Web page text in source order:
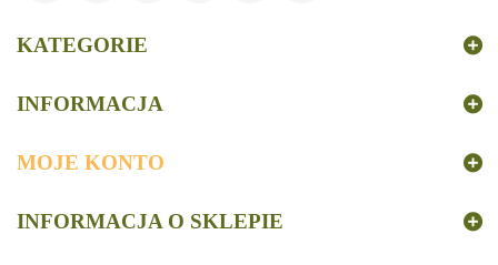
KATEGORIE
INFORMACJA
MOJE KONTO
INFORMACJA O SKLEPIE